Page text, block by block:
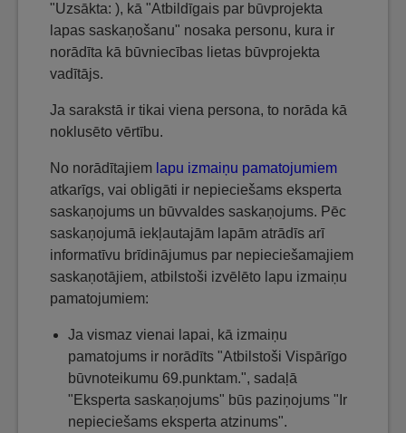
"Uzsākta: ), kā "Atbildīgais par būvprojekta
lapas saskaņošanu" nosaka personu, kura ir
norādīta kā būvniecības lietas būvprojekta
vadītājs.
Ja sarakstā ir tikai viena persona, to norāda kā
noklusēto vērtību.
No norādītajiem lapu izmaiņu pamatojumiem
atkarīgs, vai obligāti ir nepieciešams eksperta
saskaņojums un būvvaldes saskaņojums. Pēc
saskaņojumā iekļautajām lapām atrādīs arī
informatīvu brīdinājumus par nepieciešamajiem
saskaņotājiem, atbilstoši izvēlēto lapu izmaiņu
pamatojumiem:
Ja vismaz vienai lapai, kā izmaiņu
pamatojums ir norādīts "Atbilstoši Vispārīgo
būvnoteikumu 69.punktam.", sadaļā
"Eksperta saskaņojums" būs paziņojums "Ir
nepieciešams eksperta atzinums".